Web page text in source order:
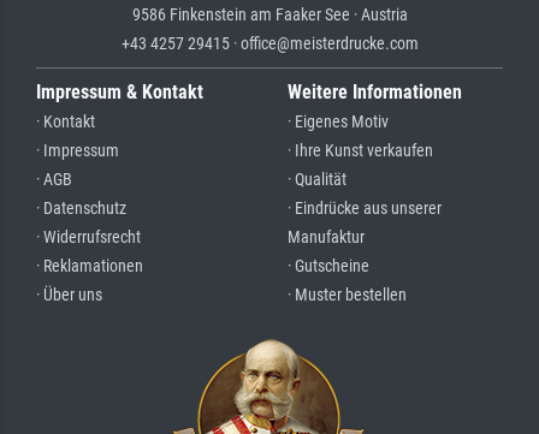
9586 Finkenstein am Faaker See · Austria
+43 4257 29415 · office@meisterdrucke.com
Impressum & Kontakt
· Kontakt
· Impressum
· AGB
· Datenschutz
· Widerrufsrecht
· Reklamationen
· Über uns
Weitere Informationen
· Eigenes Motiv
· Ihre Kunst verkaufen
· Qualität
· Eindrücke aus unserer
Manufaktur
· Gutscheine
· Muster bestellen